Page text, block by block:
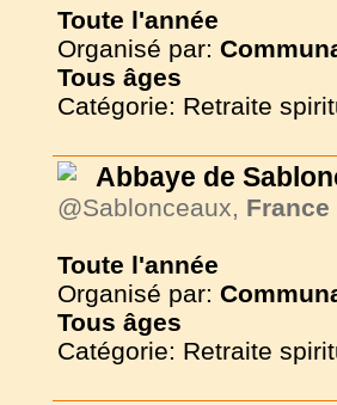
Toute l'année
Organisé par:
Tous âges
Catégorie: Retraite
Abbaye de
@Sablonceaux, France
Toute l'année
Organisé par:
Tous âges
Catégorie: Retraite